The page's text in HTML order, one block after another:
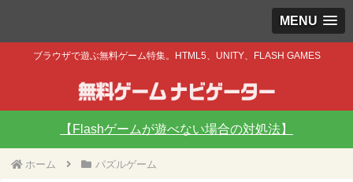
MENU
ブラウザで遊ぶ無料ゲーム特集。HTML5、UNITY、FLASH GAMES
【Flashゲームが遊べない場合の対処法】
ホーム パズルゲーム